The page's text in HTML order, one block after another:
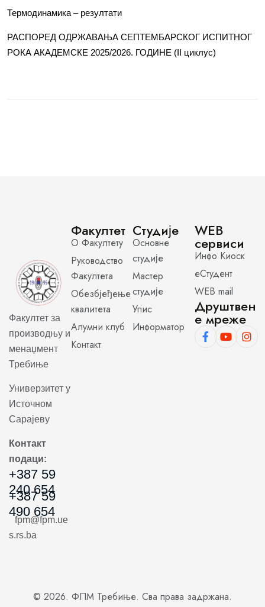
Термодинамика – резултати
РАСПОРЕД ОДРЖАВАЊА СЕПТЕМБАРСКОГ ИСПИТНОГ
РОКА АКАДЕМСКЕ 2025/2026. ГОДИНЕ (II циклус)
Факултет за
производњу и
менаџмент
Требиње
Универзитет у
Источном
Сарајеву
Контакт
подаци:
+387 59
240 654
+387 59
490 654
fpm@fpm.ue
s.rs.ba
Факултет
О Факултету
Руководство
Факултета
Обезбјеђење
квалитета
Алумни клуб
Контакт
Студије
Основне
студије
Мастер
студије
Упис
Информатор
WEB
сервиси
Инфо Киоск
еСтудент
WEB mail
Друштвен
е мреже
© 2026. ФПМ Требиње. Сва права задржана.